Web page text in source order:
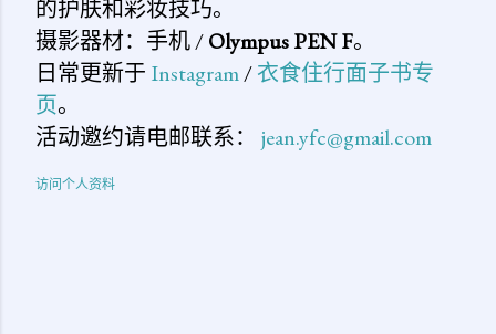
的护肤和彩妆技巧。
摄影器材：手机 /Olympus PEN F。
日常更新于 Instagram/衣食住行面子书专
页。
活动邀约请电邮联系： jean.yfc@gmail.com
访问个人资料